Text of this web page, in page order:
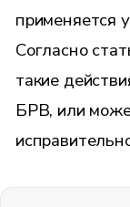
применяется
Согласно
такие
БРВ, или